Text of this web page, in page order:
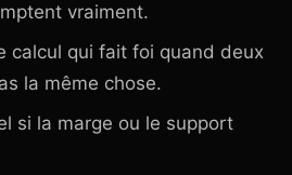
vraiment.
calcul qui fait foi quand deux
la même chose.
si la marge ou le support